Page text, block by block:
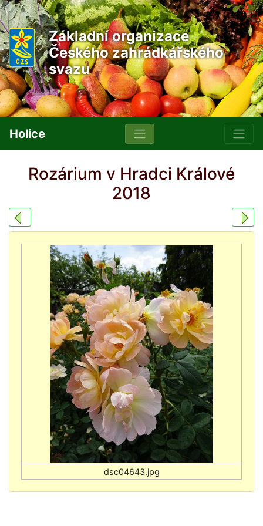
Základní organizace
Českého zahrádkářského
svazu
Holice
Rozárium v Hradci Králové
2018